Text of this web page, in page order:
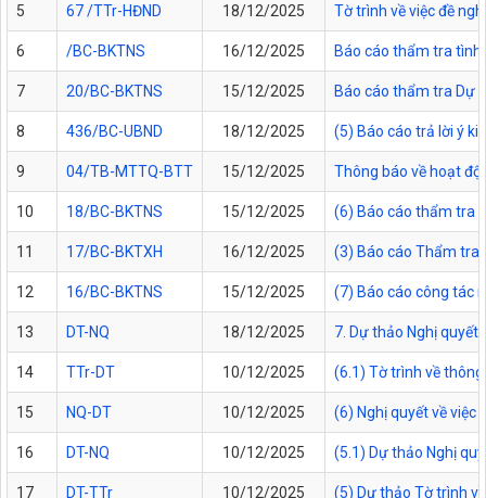
5 67 /TTr-HĐND 18/12/2025 Tờ trình về việc đề
6 /BC-BKTNS 16/12/2025 Báo cáo thẩm tra tình
7 20/BC-BKTNS 15/12/2025 Báo cáo thẩm tra Dự
8 436/BC-UBND 18/12/2025 (5) Báo cáo trả lời ý
9 04/TB-MTTQ-BTT 15/12/2025 Thông báo về hoạt
10 18/BC-BKTNS 15/12/2025 (6) Báo cáo thẩm tra
11 17/BC-BKTXH 16/12/2025 (3) Báo cáo Thẩm tra
12 16/BC-BKTNS 15/12/2025 (7) Báo cáo công tác
13 DT-NQ 18/12/2025 7. Dự thảo Nghị
14 TTr-DT 10/12/2025 (6.1) Tờ trình về
15 NQ-DT 10/12/2025 (6) Nghị quyết về việc
16 DT-NQ 10/12/2025 (5.1) Dự thảo Nghị
17 DT-TTr 10/12/2025 (5) Dự thảo Tờ trình